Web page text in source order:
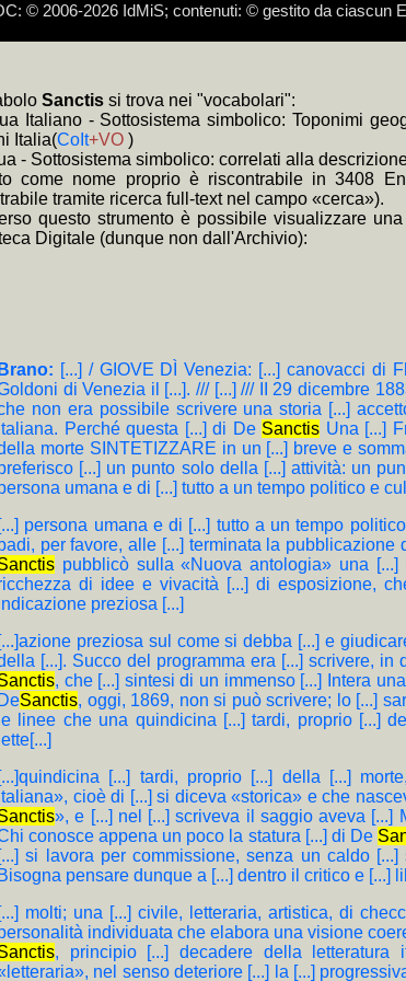
© 2006-2026 IdMiS; contenuti: © gestito da ciascun
testuali terminano in asis, asis-, acsis, rsis, ssis
Sanctis si trova nei "vocabolari":
Italiano - Sottosistema simbolico: Toponimi
Italia(CoIt+VO )
- Sottosistema simbolico: correlati alla
come nome proprio è riscontrabile in 3408
tramite ricerca full-text nel campo «cerca»).
questo strumento è possibile visualizzare
Digitale (dunque non dall'Archivio):
Brano: [...] / GIOVE DÌ Venezia: [...] canovacci di
di Venezia il [...]. /// [...] /// II 29 dicembre
non era possibile scrivere una storia [...]
Perché questa [...] di De Sanctis Una [...]
morte SINTETIZZARE in un [...] breve e
[...] un punto solo della [...] attività: un
umana e di [...] tutto a un tempo politico e
[...] persona umana e di [...] tutto a un tempo
badi, per favore, alle [...] terminata la
pubblicò sulla «Nuova antologia» una
di idee e vivacità [...] di esposizione,
Indicazione preziosa [...]
[...]azione preziosa sul come si debba [...] e
[...]. Succo del programma era [...] scrivere, in
, che [...] sintesi di un immenso [...] Intera
DeSanctis, oggi, 1869, non si può scrivere; lo [...]
le linee che una quindicina [...] tardi, proprio [...]
lette[...]
[...]quindicina [...] tardi, proprio [...] della [...]
cioè di [...] si diceva «storica» e che
», e [...] nel [...] scriveva il saggio aveva [...]
conosce appena un poco la statura [...] di De
[...] si lavora per commissione, senza un caldo
Bisogna pensare dunque a [...] dentro il critico e [...]
[...] molti; una [...] civile, letteraria, artistica, di
individuata che elabora una visione
, principio [...] decadere della
nel senso deteriore [...] la [...]